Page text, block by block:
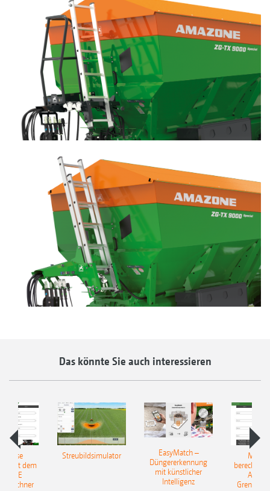
Das könnte Sie auch interessieren
Mit dem
Streubildsimulator
EasyMatch –
Düngererkennung
mit künstlicher
Intelligenz